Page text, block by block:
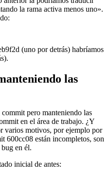
la rama activa menos uno».
(uno por detrás) habríamos
las
pero manteniendo las
en el área de trabajo. ¿Y
varios motivos, por ejemplo por
600cc08 están incompletos, son
en él.
inicial de antes: